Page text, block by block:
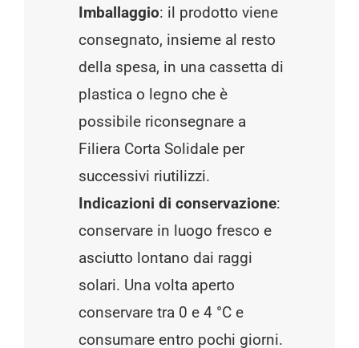
Imballaggio: il prodotto viene
consegnato, insieme al resto
della spesa, in una cassetta di
plastica o legno che è
possibile riconsegnare a
Filiera Corta Solidale per
successivi riutilizzi.
Indicazioni di conservazione:
conservare in luogo fresco e
asciutto lontano dai raggi
solari. Una volta aperto
conservare tra 0 e 4 °C e
consumare entro pochi giorni.